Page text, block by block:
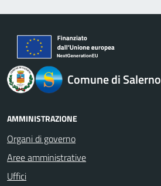
logo Unione Europea
Comune di Salerno
AMMINISTRAZIONE
Organi di governo
Aree amministrative
Uffici